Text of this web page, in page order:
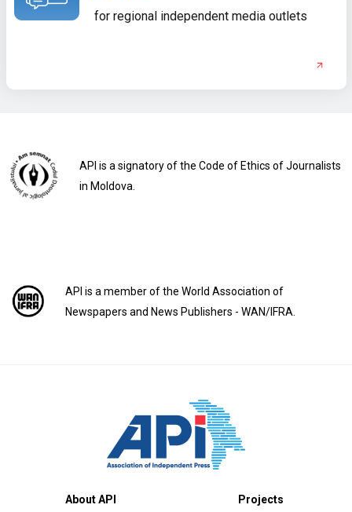
for regional independent media outlets
API is a signatory of the Code of Ethics of Journalists
in Moldova.
API is a member of the World Association of
Newspapers and News Publishers - WAN/IFRA.
About API Projects